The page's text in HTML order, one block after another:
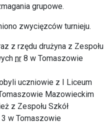
grupowe.
zwycięzców turnieju.
z rzędu drużyna z Zespołu
nr 8 w Tomaszowie
uczniowie z I Liceum
Mazowieckim
z Zespołu Szkół
3 w Tomaszowie